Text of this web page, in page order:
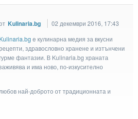
Kulinaria.bg
02 декември 2016, 17:43
Kulinaria.bg e кулинарна медия за вкусни
здравословно хранене и изтънчени
фантазии. В Kulinaria.bg храната
и има ново, по-изкусително
най-доброто от традиционната и